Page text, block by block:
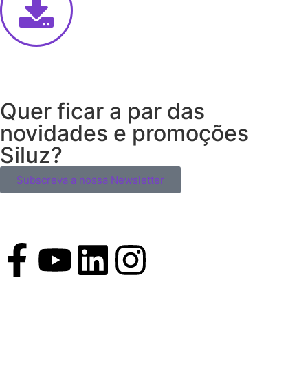
Quer ficar a par das
novidades e promoções
Siluz?
Subscreva a nossa Newsletter